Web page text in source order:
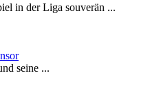
in der Liga souverän ...
seine ...